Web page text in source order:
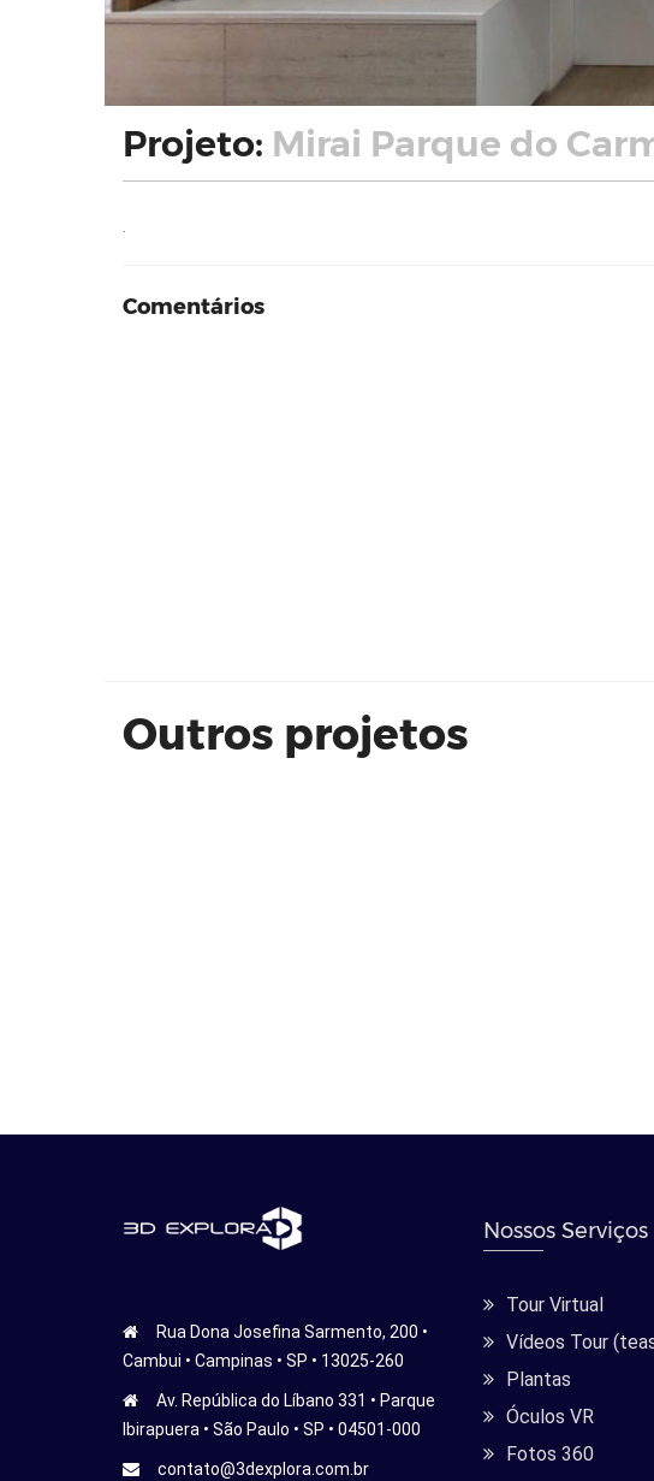
Projeto: Mirai Parque do
Comentários
Outros projetos
Rua Dona Josefina Sarmento, 200 •
Cambui • Campinas • SP • 13025-260
Av. República do Líbano 331 • Parque
Ibirapuera • São Paulo • SP • 04501-000
contato@3dexplora.com.br
Nossos Serviços
Tour Virtual
Vídeos Tour
Plantas
Óculos VR
Fotos 360